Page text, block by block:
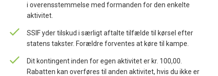
i overensstemmelse med formanden for den enkelte
aktivitet.
SSIF yder tilskud i særligt aftalte tilfælde til kørsel efter
statens takster. Forældre forventes at køre til kampe.
Dit kontingent inden for egen aktivitet er kr. 100,00.
Rabatten kan overføres til anden aktivitet, hvis du ikke er